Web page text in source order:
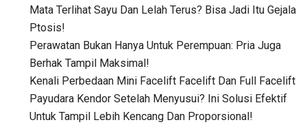
Mata Terlihat Sayu Dan Lelah Terus? Bisa Jadi Itu Gejala
Ptosis!
Perawatan Bukan Hanya Untuk Perempuan: Pria Juga
Berhak Tampil Maksimal!
Kenali Perbedaan Mini Facelift Facelift Dan Full Facelift
Payudara Kendor Setelah Menyusui? Ini Solusi Efektif
Untuk Tampil Lebih Kencang Dan Proporsional!